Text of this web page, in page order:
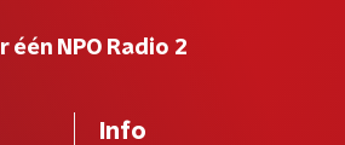
één NPO Radio 2
Info